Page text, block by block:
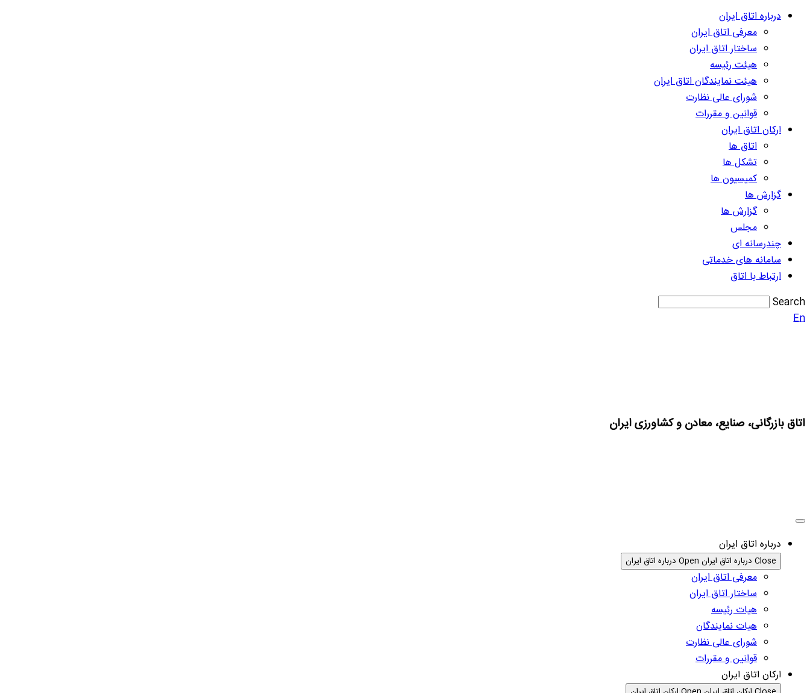
درباره اتاق ایران
معرفی اتاق ایران
ساختار اتاق ایران
هیئت رئیسه
هیئت نمایندگان اتاق ایران
شورای عالی نظارت
قوانین و مقررات
ارکان اتاق ایران
اتاق ها
تشکل ها
کمیسیون ها
گزارش ها
گزارش ها
مجلس
چندرسانه ای
سامانه های خدماتی
ارتباط با اتاق
Search
En
اتاق بازرگانی، صنایع، معادن و کشاورزی ایران
درباره اتاق ایران
Close درباره اتاق ایران Open درباره اتاق ایران
معرفی اتاق ایران
ساختار اتاق ایران
هیات رئیسه
هیات نمایندگان
شورای عالی نظارت
قوانین و مقررات
ارکان اتاق ایران